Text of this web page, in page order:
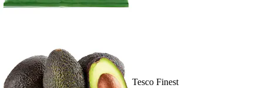
Tesco Finest